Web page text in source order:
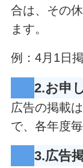
合は、その
ます。
例：4月1日
2.お申
広告の掲載
で、各年度
3.広告